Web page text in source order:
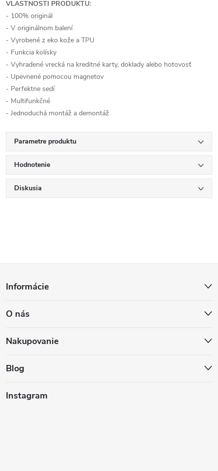
VLASTNOSTI PRODUKTU:
- 100% originál
- V originálnom balení
- Vyrobené z eko kože a TPU
- Funkcia kolísky
- Vyhradené vrecká na kreditné karty, doklady alebo hotovosť
- Upevnené pomocou magnetov
- Perfektne sedí
- Multifunkčné
- Jednoduchá montáž a demontáž
Parametre produktu
Hodnotenie
Diskusia
p
ä
Informácie
O nás
Nakupovanie
Blog
Instagram